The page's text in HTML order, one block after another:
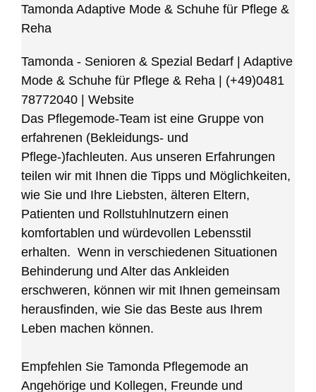
Tamonda Adaptive Mode & Schuhe für Pflege &
Reha
Tamonda - Senioren & Spezial Bedarf | Adaptive
Mode & Schuhe für Pflege & Reha
(+49)0481
78772040
Website
Das Pflegemode-Team ist eine Gruppe von
erfahrenen (Bekleidungs- und
Pflege-)fachleuten. Aus unseren Erfahrungen
teilen wir mit Ihnen die Tipps und Möglichkeiten,
wie Sie und Ihre Liebsten, älteren Eltern,
Patienten und Rollstuhlnutzern einen
komfortablen und würdevollen Lebensstil
erhalten. Wenn in verschiedenen Situationen
Behinderung und Alter das Ankleiden
erschweren, können wir mit Ihnen gemeinsam
herausfinden, wie Sie das Beste aus Ihrem
Leben machen können.
Empfehlen Sie Tamonda Pflegemode an
Angehörige und Kollegen, Freunde und